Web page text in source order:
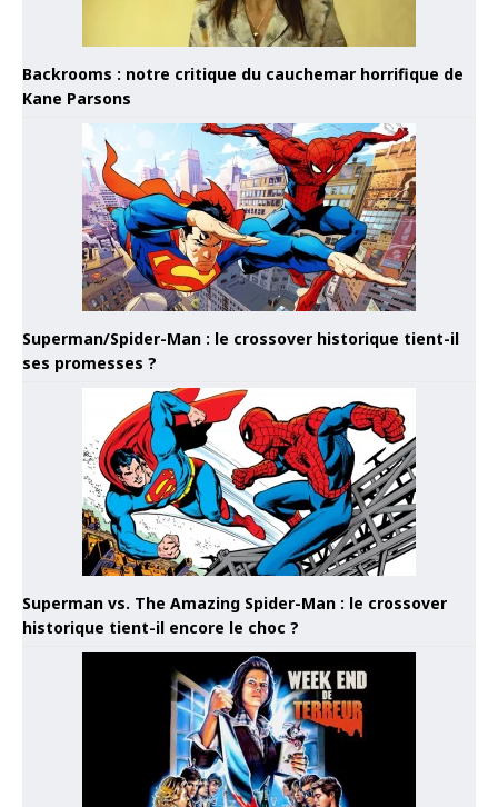
Backrooms : notre critique du cauchemar horrifique de
Kane Parsons
Superman/Spider-Man : le crossover historique tient-il
ses promesses ?
Superman vs. The Amazing Spider-Man : le crossover
historique tient-il encore le choc ?